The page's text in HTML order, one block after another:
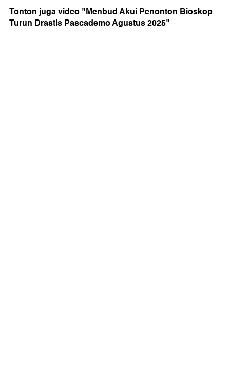
Tonton juga video "Menbud Akui Penonton Bioskop
Turun Drastis Pascademo Agustus 2025"